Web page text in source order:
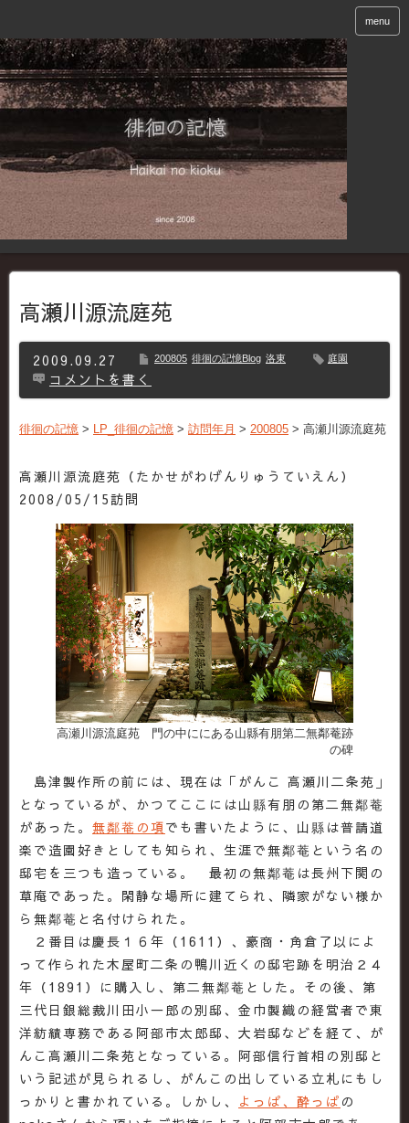
menu
高瀬川源流庭苑
2009.09.27 200805 徘徊の記憶Blog 洛東 庭園
コメントを書く
徘徊の記憶 > LP_徘徊の記憶 > 訪問年月 > 200805 > 高瀬川源流庭苑
高瀬川源流庭苑（たかせがわげんりゅうていえん）
2008/05/15訪問
高瀬川源流庭苑 門の中ににある山縣有朋第二無鄰菴跡
の碑
島津製作所の前には、現在は「がんこ 高瀬川二条苑」
となっているが、かつてここには山縣有朋の第二無鄰菴
があった。 無鄰菴の項でも書いたように、山縣は普請道
楽で造園好きとしても知られ、生涯で無鄰菴という名の
邸宅を三つも造っている。 最初の無鄰菴は長州下関の
草庵であった。閑静な場所に建てられ、隣家がない様か
ら無鄰菴と名付けられた。
２番目は慶長１６年（1611）、豪商・角倉了以によ
って作られた木屋町二条の鴨川近くの邸宅跡を明治２４
年（1891）に購入し、第二無鄰菴とした。その後、第
三代日銀総裁川田小一郎の別邸、金巾製織の経営者で東
洋紡績専務である阿部市太郎邸、大岩邸などを経て、が
んこ高瀬川二条苑となっている。阿部信行首相の別邸と
いう記述が見られるし、がんこの出している立札にもし
っかりと書かれている。しかし、 よっぱ、酔っぱ の